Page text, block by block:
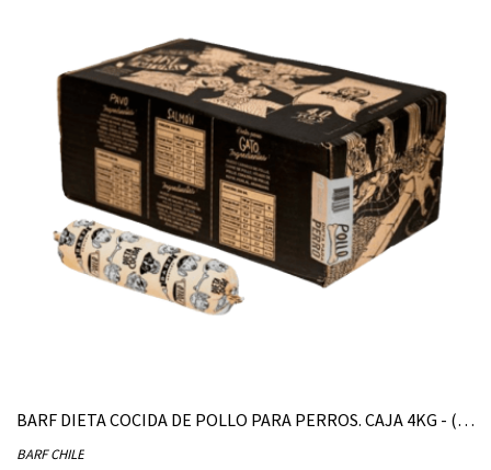
BARF DIETA COCIDA DE POLLO PARA PERROS. CAJA 4KG - (CONTIENE 20 UNIDADES DE 200G)
BARF CHILE